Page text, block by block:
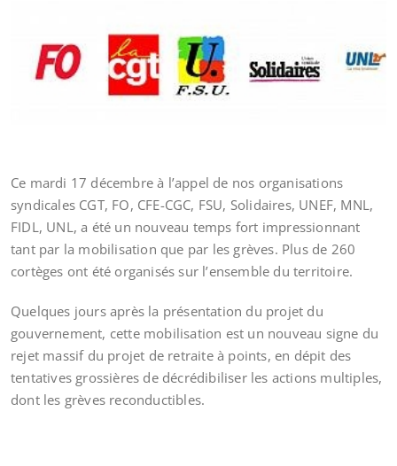
Ce mardi 17 décembre à l’appel de nos organisations
syndicales CGT, FO, CFE-CGC, FSU, Solidaires, UNEF, MNL,
FIDL, UNL, a été un nouveau temps fort impressionnant
tant par la mobilisation que par les grèves. Plus de 260
cortèges ont été organisés sur l’ensemble du territoire.
Quelques jours après la présentation du projet du
gouvernement, cette mobilisation est un nouveau signe du
rejet massif du projet de retraite à points, en dépit des
tentatives grossières de décrédibiliser les actions multiples,
dont les grèves reconductibles.